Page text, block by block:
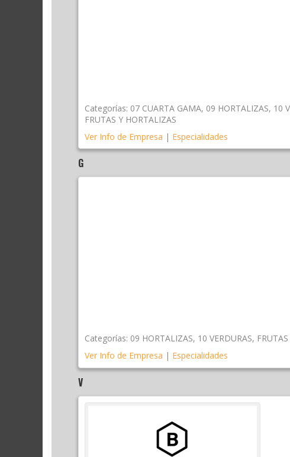
Categorías: 07 CUARTA GAMA, 09 HORTALIZAS, 10
FRUTAS Y HORTALIZAS
Ver Info de Empresa | Especialidades
G
Categorías: 09 HORTALIZAS, 10 VERDURAS,
Ver Info de Empresa | Especialidades
V